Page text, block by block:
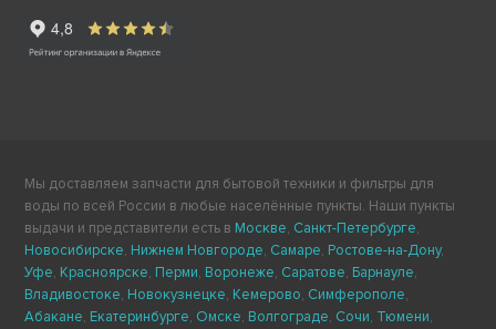
Мы доставляем запчасти для бытовой техники и фильтры для
воды по всей России в любые населённые пункты. Наши пункты
выдачи и представители есть в Москве, Санкт-Петербурге,
Новосибирске, Нижнем Новгороде, Самаре, Ростове-на-Дону,
Уфе, Красноярске, Перми, Воронеже, Саратове, Барнауле,
Владивостоке, Новокузнецке, Кемерово, Симферополе,
Абакане, Екатеринбурге, Омске, Волгограде, Сочи, Тюмени,